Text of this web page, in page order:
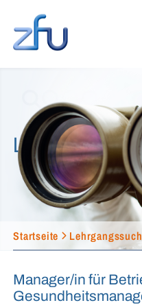
Zentralstelle für
Lehrgangssuche
Startseite
Manager/in für